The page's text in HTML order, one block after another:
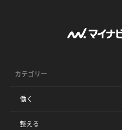
カテゴリー
働く
整える